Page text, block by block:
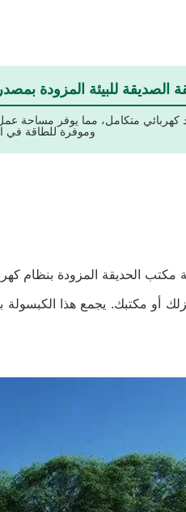
الصديقة للبيئة المزودة
كهربائي متكامل، مما يوفر مساحة
وموفرة للطاقة في
مكتب الحديقة المزودة بنظام
أو مكتبك. يجمع هذا الكبسولة